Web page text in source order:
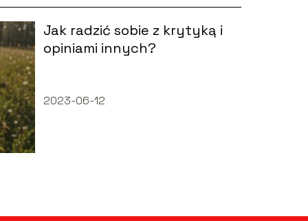
Jak radzić sobie z krytyką i
opiniami innych?
2023-06-12